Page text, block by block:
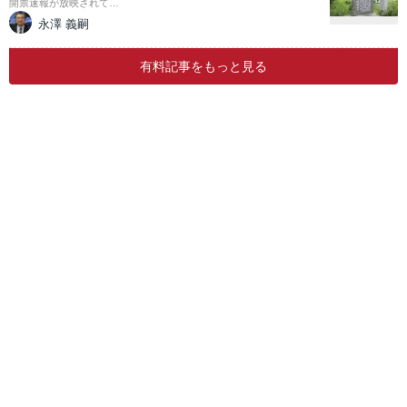
開票速報が放映されて…
永澤 義嗣
有料記事をもっと見る